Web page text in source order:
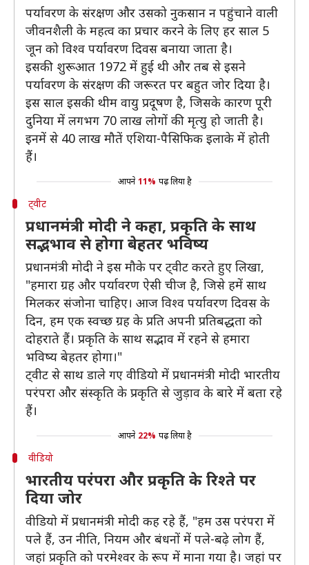
पर्यावरण के संरक्षण और उसको नुकसान न पहुंचाने वाली
जीवनशैली के महत्व का प्रचार करने के लिए हर साल 5
जून को विश्व पर्यावरण दिवस बनाया जाता है।
इसकी शुरूआत 1972 में हुई थी और तब से इसने
पर्यावरण के संरक्षण की जरूरत पर बहुत जोर दिया है।
इस साल इसकी थीम वायु प्रदूषण है, जिसके कारण पूरी
दुनिया में लगभग 70 लाख लोगों की मृत्यु हो जाती है।
इनमें से 40 लाख मौतें एशिया-पैसिफिक इलाके में होती
हैं।
आपने 11% पढ़ लिया है
ट्वीट
प्रधानमंत्री मोदी ने कहा, प्रकृति के साथ
सद्भभाव से होगा बेहतर भविष्य
प्रधानमंत्री मोदी ने इस मौके पर ट्वीट करते हुए लिखा,
"हमारा ग्रह और पर्यावरण ऐसी चीज है, जिसे हमें साथ
मिलकर संजोना चाहिए। आज विश्व पर्यावरण दिवस के
दिन, हम एक स्वच्छ ग्रह के प्रति अपनी प्रतिबद्धता को
दोहराते हैं। प्रकृति के साथ सद्भाव में रहने से हमारा
भविष्य बेहतर होगा।"
ट्वीट से साथ डाले गए वीडियो में प्रधानमंत्री मोदी भारतीय
परंपरा और संस्कृति के प्रकृति से जुड़ाव के बारे में बता रहे
हैं।
आपने 22% पढ़ लिया है
वीडियो
भारतीय परंपरा और प्रकृति के रिश्ते पर
दिया जोर
वीडियो में प्रधानमंत्री मोदी कह रहे हैं, "हम उस परंपरा में
पले हैं, उन नीति, नियम और बंधनों में पले-बढ़े लोग हैं,
जहां प्रकृति को परमेश्वर के रूप में माना गया है। जहां पर